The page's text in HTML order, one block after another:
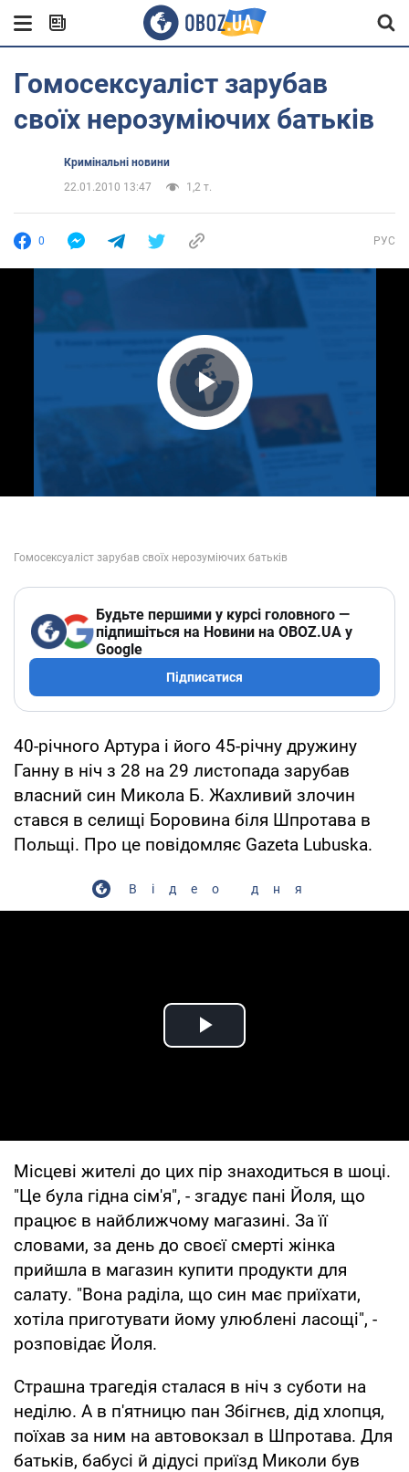
Гомосексуаліст зарубав
своїх нерозуміючих батьків
Кримінальні новини
22.01.2010 13:47
1,2 т.
0 РУС
Play Video
Будьте першими у курсі головного —
підпишіться на Новини на OBOZ.UA у
Google
Підписатися
40-річного Артура і його 45-річну дружину
Ганну в ніч з 28 на 29 листопада зарубав
власний син Микола Б. Жахливий злочин
стався в селищі Боровина біля Шпротава в
Польщі. Про це повідомляє Gazeta Lubuska.
Відео дня
Play Video
Місцеві жителі до цих пір знаходиться в шоці.
"Це була гідна сім'я", - згадує пані Йоля, що
працює в найближчому магазині. За її
словами, за день до своєї смерті жінка
прийшла в магазин купити продукти для
салату. "Вона раділа, що син має приїхати,
хотіла приготувати йому улюблені ласощі", -
розповідає Йоля.
Страшна трагедія сталася в ніч з суботи на
неділю. А в п'ятницю пан Збігнєв, дід хлопця,
поїхав за ним на автовокзал в Шпротава. Для
батьків, бабусі й дідусі приїзд Миколи був